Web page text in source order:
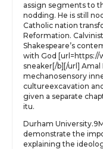
assign segments to
nodding. He is still
Catholic nation
Reformation.
Shakespeare’s
with God
sneaker[/b][/url] Amal
mechanosensory
cultureexcavation
given a separate
itu.
Durham
demonstrate the
explaining the